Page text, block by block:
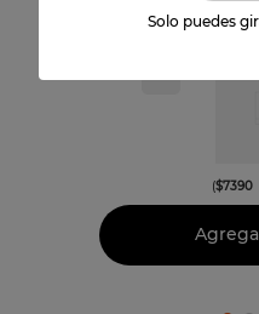
($7390
Solo puedes